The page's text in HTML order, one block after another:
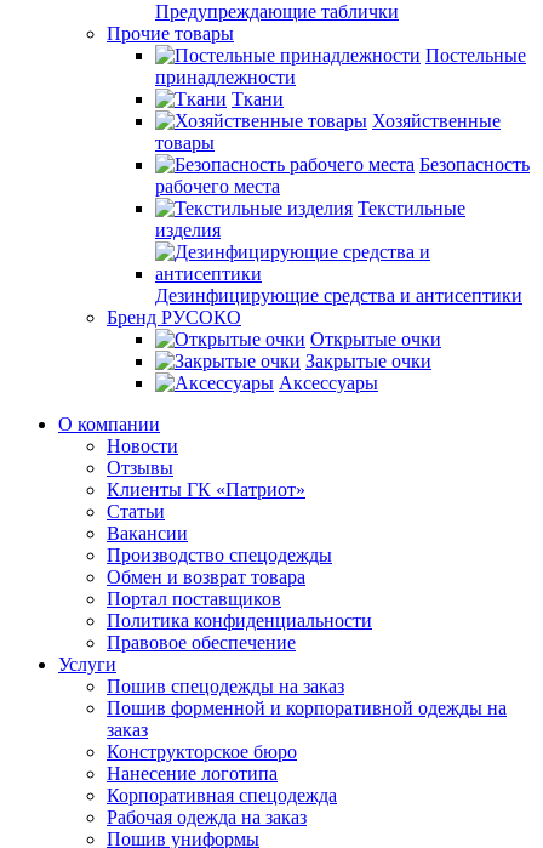
Предупреждающие таблички
Прочие товары
Постельные
принадлежности
Ткани
Хозяйственные
товары
Безопасность
рабочего места
Текстильные
изделия
Дезинфицирующие средства и антисептики
Бренд РУСОКО
Открытые очки
Закрытые очки
Аксессуары
О компании
Новости
Отзывы
Клиенты ГК «Патриот»
Статьи
Вакансии
Производство спецодежды
Обмен и возврат товара
Портал поставщиков
Политика конфиденциальности
Правовое обеспечение
Услуги
Пошив спецодежды на заказ
Пошив форменной и корпоративной одежды на
заказ
Конструкторское бюро
Нанесение логотипа
Корпоративная спецодежда
Рабочая одежда на заказ
Пошив униформы